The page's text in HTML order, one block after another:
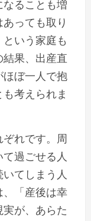
ることも増
っても取り
いう家庭も
果、出産直
ぼ一人で抱
考えられま
れです。周
過ごせる人
てしまう人
、「産後は幸
が、あらた